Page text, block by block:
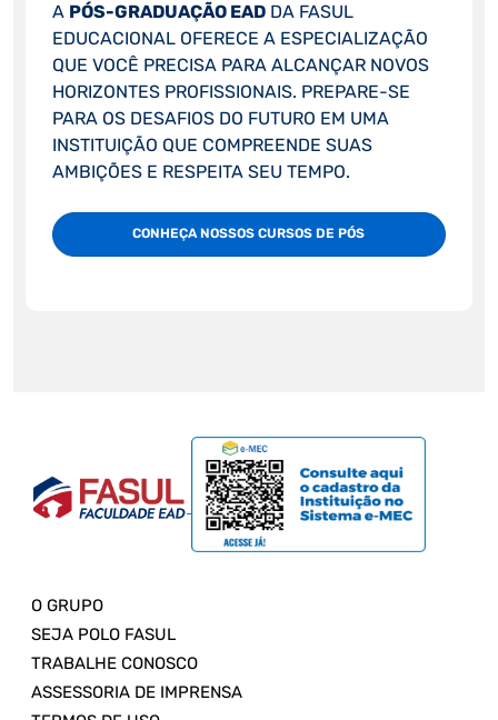
A PÓS-GRADUAÇÃO EADDA FASUL
EDUCACIONAL OFERECE A ESPECIALIZAÇÃO
QUE VOCÊ PRECISA PARA ALCANÇAR NOVOS
HORIZONTES PROFISSIONAIS. PREPARE-SE
PARA OS DESAFIOS DO FUTURO EM UMA
INSTITUIÇÃO QUE COMPREENDE SUAS
AMBIÇÕES E RESPEITA SEU TEMPO.
CONHEÇA NOSSOS CURSOS DE PÓS
O GRUPO
SEJA POLO FASUL
TRABALHE CONOSCO
ASSESSORIA DE IMPRENSA